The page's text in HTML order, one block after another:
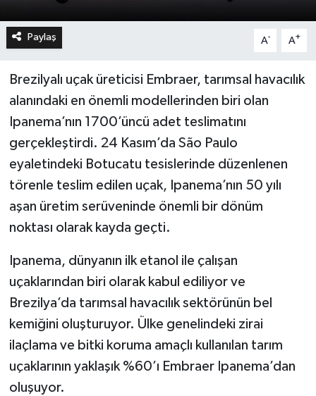
Paylaş A- A+
Brezilyalı uçak üreticisi Embraer, tarımsal havacılık
alanındaki en önemli modellerinden biri olan
Ipanema’nın 1700’üncü adet teslimatını
gerçekleştirdi. 24 Kasım’da São Paulo
eyaletindeki Botucatu tesislerinde düzenlenen
törenle teslim edilen uçak, Ipanema’nın 50 yılı
aşan üretim serüveninde önemli bir dönüm
noktası olarak kayda geçti.
Ipanema, dünyanın ilk etanol ile çalışan
uçaklarından biri olarak kabul ediliyor ve
Brezilya’da tarımsal havacılık sektörünün bel
kemiğini oluşturuyor. Ülke genelindeki zirai
ilaçlama ve bitki koruma amaçlı kullanılan tarım
uçaklarının yaklaşık %60’ı Embraer Ipanema’dan
oluşuyor.